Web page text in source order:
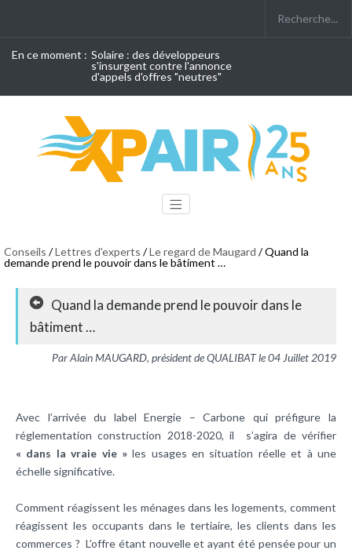
En ce moment : Solaire : des développeurs
s'insurgent contre l'annonce
d'appels d'offres "neutres"
Conseils /Lettres d'experts /Le regard de Maugard / Quand la
demande prend le pouvoir dans le bâtiment …
Quand la demande prend le pouvoir dans le
bâtiment …
Par Alain MAUGARD, président de QUALIBAT le 04 Juillet 2019
Avec l’arrivée du label Energie – Carbone qui préfigure la
réglementation construction 2018-2020, il s’agira de vérifier
« dans la vraie vie »les usages en situation réelle et à une
échelle significative.
Comment réagissent les ménages dans les logements, comment
réagissent les occupants dans le tertiaire, les clients dans les
commerces ? L’offre étant nouvelle et ayant été pensée pour un